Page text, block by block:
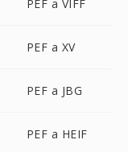
PEF a VIFF
PEF a XV
PEF a JBG
PEF a HEIF